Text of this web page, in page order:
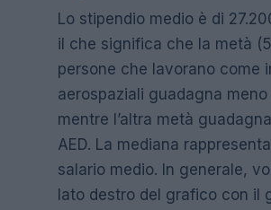
Lo stipendio medio è di
il che significa che la metà
persone che lavorano come
aerospaziali guadagna meno
mentre l’altra metà
AED. La mediana
salario medio. In generale,
lato destro del grafico con il